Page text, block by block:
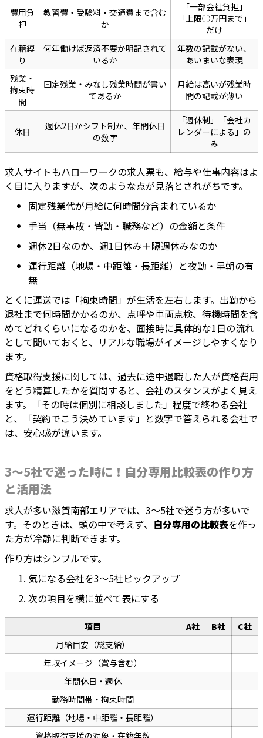
費用負
担
教習費・受験料・交通費まで含む
か
「一部会社負担」
「上限◯万円まで」
だけ
在籍縛
り
何年働けば返済不要か明記されて
いるか
年数の記載がない、
あいまいな表現
残業・
拘束時
間
固定残業・みなし残業時間が書い
てあるか
月給は高いが残業時
間の記載が薄い
休日
週休2日かシフト制か、年間休日
の数字
「週休制」「会社カ
レンダーによる」の
み
求人サイトもハローワークの求人票も、給与や仕事内容はよ
く目に入りますが、次のような点が見落とされがちです。
固定残業代が月給に何時間分含まれているか
手当（無事故・皆勤・職務など）の金額と条件
週休2日なのか、週1日休み＋隔週休みなのか
運行距離（地場・中距離・長距離）と夜勤・早朝の有
無
とくに運送では「拘束時間」が生活を左右します。出勤から
退社まで何時間かかるのか、点呼や車両点検、待機時間を含
めてどれくらいになるのかを、面接時に具体的な1日の流れ
として聞いておくと、リアルな職場がイメージしやすくなり
ます。
資格取得支援に関しては、過去に途中退職した人が資格費用
をどう精算したかを質問すると、会社のスタンスがよく見え
ます。「その時は個別に相談しました」程度で終わる会社
と、「契約でこう決めています」と数字で答えられる会社で
は、安心感が違います。
3〜5社で迷った時に！自分専用比較表の作り方
と活用法
求人が多い滋賀南部エリアでは、3〜5社で迷う方が多いで
す。そのときは、頭の中で考えず、 自分専用の比較表を作っ
た方が冷静に判断できます。
作り方はシンプルです。
気になる会社を3〜5社ピックアップ
次の項目を横に並べて表にする
項目 A社 B社
C社
月給目安（総支給）
年収イメージ（賞与含む）
年間休日・週休
勤務時間帯・拘束時間
運行距離（地場・中距離・長距離）